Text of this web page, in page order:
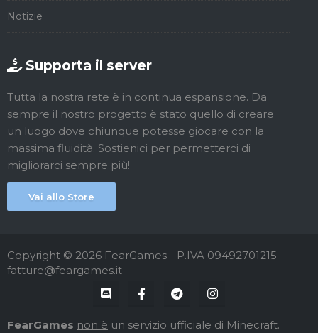
Notizie
Supporta il server
Tutta la nostra rete è in continua espansione. Da
sempre il nostro progetto è stato quello di creare
un luogo dove chiunque potesse giocare con la
massima fluidità. Sostienici per permetterci di
migliorarci sempre più!
Vai allo Store
Copyright © 2026 FearGames - P.IVA 09492701215 -
fatture@feargames.it
FearGames non è un servizio ufficiale di Minecraft.